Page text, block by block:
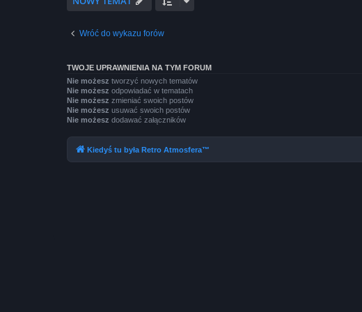
Wróć do wykazu forów
TWOJE UPRAWNIENIA NA TYM FORUM
Nie możesz tworzyć nowych tematów
Nie możesz odpowiadać w tematach
Nie możesz zmieniać swoich postów
Nie możesz usuwać swoich postów
Nie możesz dodawać załączników
Kiedyś tu była Retro Atmosfera™